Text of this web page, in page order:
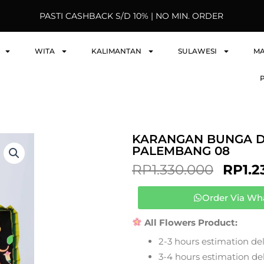
PASTI CASHBACK S/D 10% | NO MIN. ORDER
WITA KALIMANTAN SULAWESI
KARANGAN BUNGA
PALEMBANG 08
RP1.330.000
PRICE
WAS:
RP
Order Via
All Flowers Product:
2-3 hours estimation
3-4 hours estimation